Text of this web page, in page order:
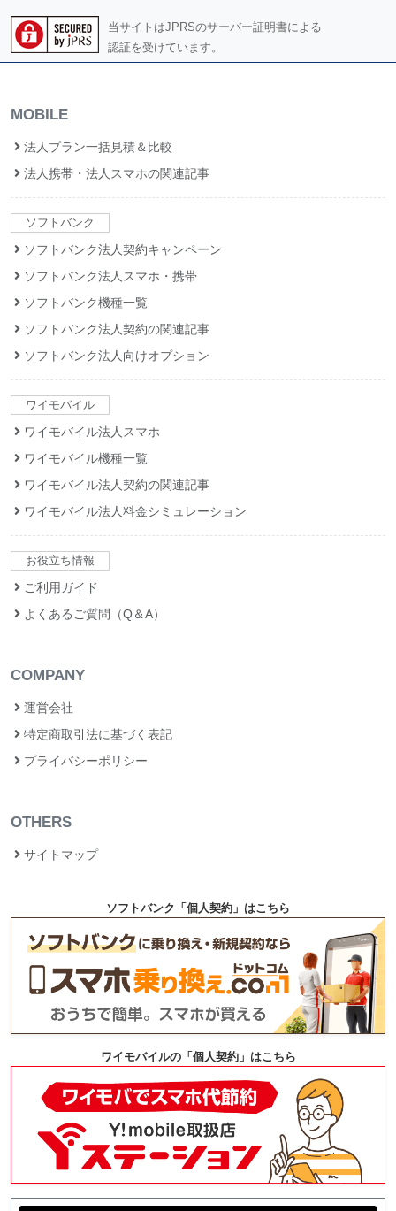
当サイトはJPRSのサーバー証明書による
認証を受けています。
MOBILE
法人プラン一括見積＆比較
法人携帯・法人スマホの関連記事
ソフトバンク
ソフトバンク法人契約キャンペーン
ソフトバンク法人スマホ・携帯
ソフトバンク機種一覧
ソフトバンク法人契約の関連記事
ソフトバンク法人向けオプション
ワイモバイル
ワイモバイル法人スマホ
ワイモバイル機種一覧
ワイモバイル法人契約の関連記事
ワイモバイル法人料金シミュレーション
お役立ち情報
ご利用ガイド
よくあるご質問（Q＆A）
COMPANY
運営会社
特定商取引法に基づく表記
プライバシーポリシー
OTHERS
サイトマップ
ソフトバンク「個人契約」はこちら
ワイモバイルの「個人契約」はこちら